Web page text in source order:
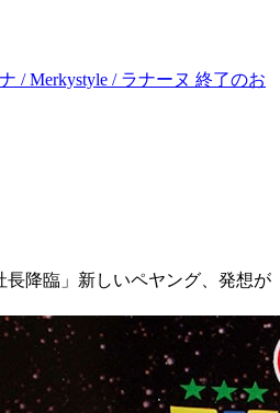
/ Merkystyle / ラナーヌ 終了のお
長降臨」新しいペヤング、発想が